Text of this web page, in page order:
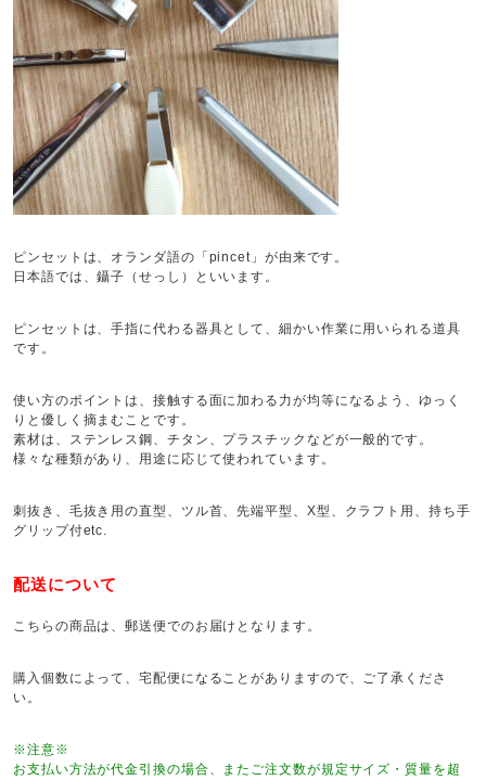
ピンセットは、オランダ語の「pincet」が由来です。
日本語では、鑷子（せっし）といいます。
ピンセットは、手指に代わる器具として、細かい作業に用いられる道具
です。
使い方のポイントは、接触する面に加わる力が均等になるよう、ゆっく
りと優しく摘まむことです。
素材は、ステンレス鋼、チタン、プラスチックなどが一般的です。
様々な種類があり、用途に応じて使われています。
刺抜き、毛抜き用の直型、ツル首、先端平型、X型、クラフト用、持ち手
グリップ付etc.
配送について
こちらの商品は、郵送便でのお届けとなります。
購入個数によって、宅配便になることがありますので、ご了承くださ
い。
※注意※
お支払い方法が代金引換の場合、またご注文数が規定サイズ・質量を超